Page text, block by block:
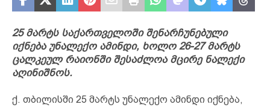
25 მარტს საქართველოში შენარჩუნებული
იქნება უნალექო ამინდი, ხოლო 26-27 მარტს
ცალკეულ რაიონში შესაძლოა მცირე ნალექი
აღინიშნოს.
ქ. თბილისში 25 მარტს უნალექო ამინდი იქნება,